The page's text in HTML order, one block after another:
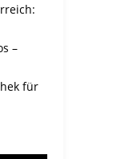
–
für